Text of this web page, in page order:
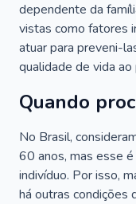
dependente da
vistas como fatores
atuar para preveni-
qualidade de vida ao
Quando
No Brasil,
60 anos, mas esse
indivíduo. Por isso,
há outras condições